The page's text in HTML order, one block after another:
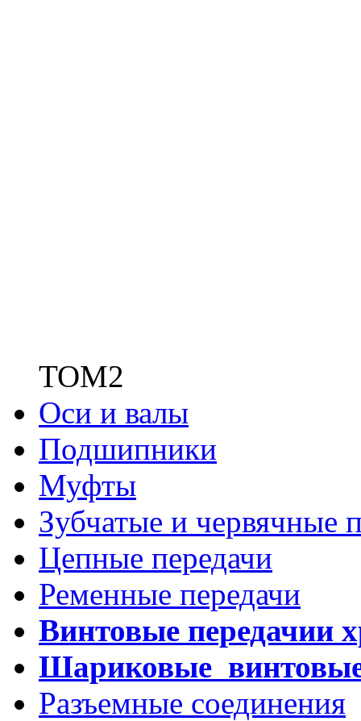
ТОМ2
Оси и валы
Подшипники
Муфты
Зубчатые и червячные
Цепные передачи
Ременные передачи
Винтовые передачии
Шариковые
Разъемные соединения